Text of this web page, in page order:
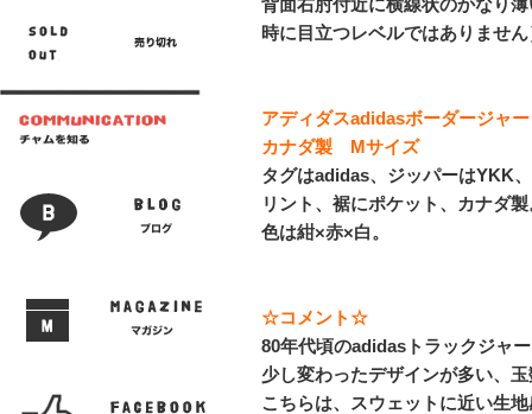
背面右肘付近に横線状のかなり
時に目立つレベルではありませ
アディダスadidasボーダージャ
カナダ製 Mサイズ
タグはadidas、ジッパーはYKK
リント、裾にポケット、カナダ製
色は紺×赤×白。
☆コメント☆
80年代頃のadidasトラックジャ
少し変わったデザインが多い、
こちらは、スウェットに近い生